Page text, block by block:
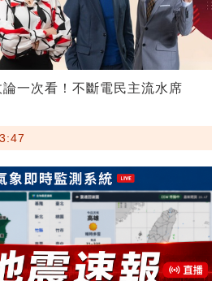
一次看！不斷電民主流水席